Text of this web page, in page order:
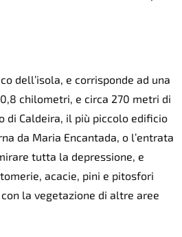
dell’isola, e corrisponde ad una
chilometri, e circa 270 metri di
di Caldeira, il più piccolo edificio
da Maria Encantada, o l’entrata
tutta la depressione, e
acacie, pini e pitosfori
la vegetazione di altre aree